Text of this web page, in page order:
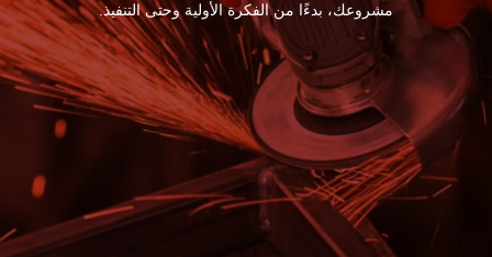
مشروعك، بدءًا من الفكرة الأولية وحتى التنفيذ.